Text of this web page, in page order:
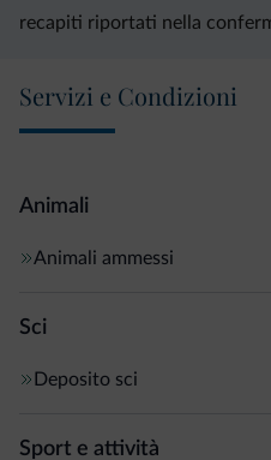
recapiti riportati nella
Servizi e Condizioni
Animali
Animali ammessi
Sci
Deposito sci
Sport e attività